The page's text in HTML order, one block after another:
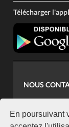
En poursuivant
Télécharger
NOUS